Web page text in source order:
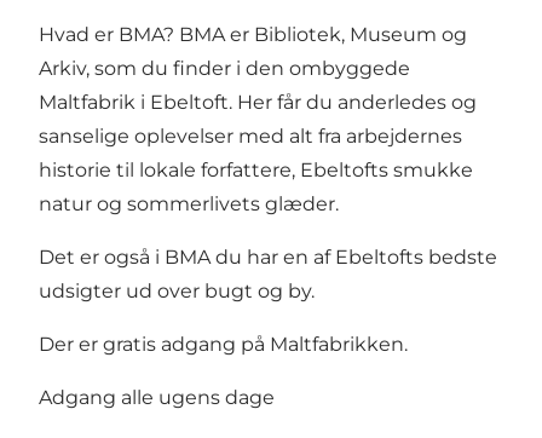
Hvad er BMA? BMA er Bibliotek, Museum og
Arkiv, som du finder i den ombyggede
Maltfabrik i Ebeltoft. Her får du anderledes og
sanselige oplevelser med alt fra arbejdernes
historie til lokale forfattere, Ebeltofts smukke
natur og sommerlivets glæder.
Det er også i BMA du har en af Ebeltofts bedste
udsigter ud over bugt og by.
Der er gratis adgang på Maltfabrikken.
Adgang alle ugens dage